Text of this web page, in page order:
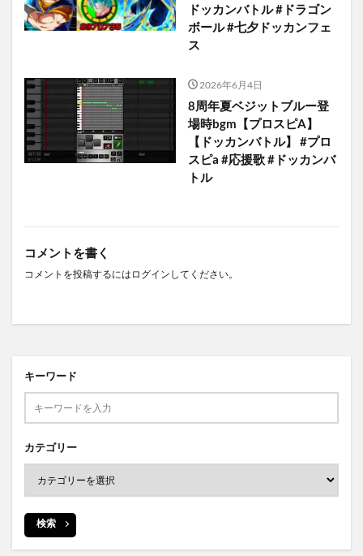
ドッカンバトル #ドラゴン
ボール #七夕ドッカンフェ
ス
2026年6月4日
8周年夏ベジットブルー登
場時bgm【プロスピA】
【ドッカンバトル】 #プロ
スピa #応援歌 #ドッカンバ
トル
コメントを書く
コメントを投稿するには ログイン してください。
キーワード
カテゴリー
検索